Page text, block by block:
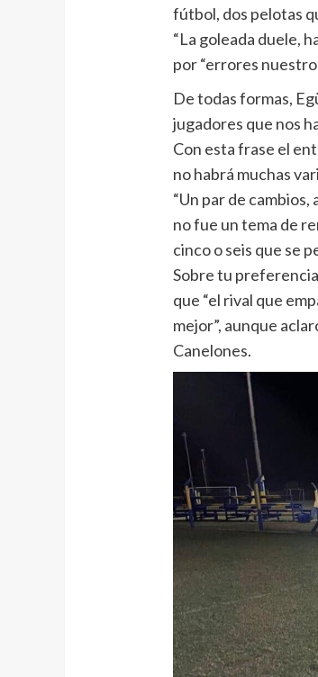
fútbol, dos pelotas
“La goleada duele,
por “errores
De todas formas,
jugadores que nos
Con esta frase el
no habrá muchas
“Un par de
no fue un tema de
cinco o seis que se
Sobre tu
que “el rival que
mejor”, aunque
Canelones.